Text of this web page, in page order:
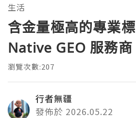
生活
含金量極高的專業
Native GEO 服務商
瀏覽次數:207
行者無疆
發佈於 2026.05.22